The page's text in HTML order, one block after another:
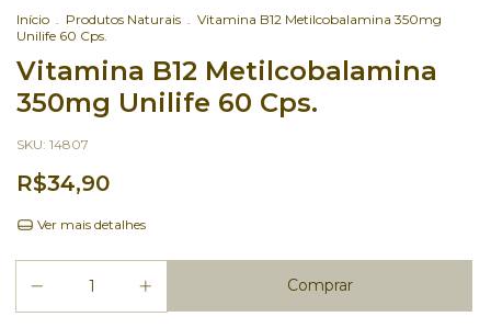
Início . Produtos Naturais . Vitamina B12 Metilcobalamina 350mg
Unilife 60 Cps.
Vitamina B12 Metilcobalamina
350mg Unilife 60 Cps.
SKU: 14807
R$34,90
Ver mais detalhes